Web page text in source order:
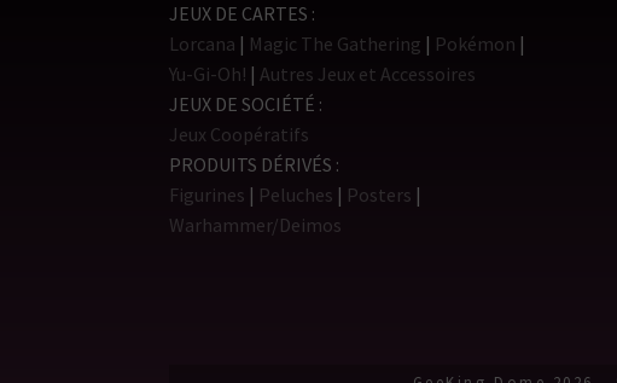
JEUX DE CARTES
Lorcana
Magic The Gathering
Pokémon
Yu-Gi-Oh!
Autres Jeux et Accessoires
JEUX DE SOCIÉTÉ
Jeux Coopératifs
PRODUITS DÉRIVÉS
Figurines
Peluches
Posters
Warhammer/Deimos